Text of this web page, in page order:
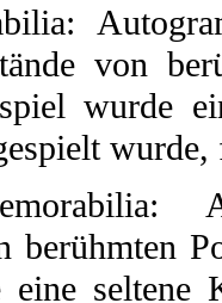
von
wurde
berühmten
seltene